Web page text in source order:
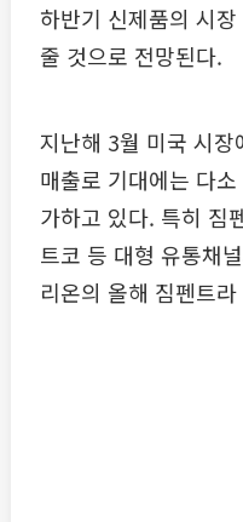
하반기 신제품의 시
줄 것으로 전망된다.
지난해 3월 미국 시
매출로 기대에는 다
가하고 있다. 특히 짐
트코 등 대형 유통채
리온의 올해 짐펜트